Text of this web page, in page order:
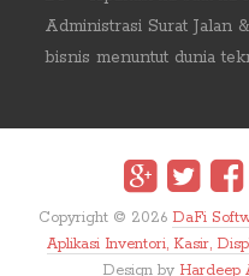
Administrasi Surat Jalan
bisnis menuntut dunia
Copyright © 2026 DaFi
Aplikasi Inventori, Kasir,
Design by Hardeep